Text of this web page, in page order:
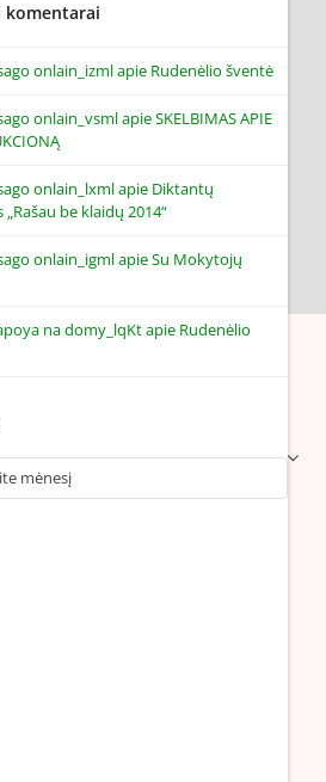
komentarai
onlain_izmlapie Rudenėlio šventė
onlain_vsmlapieSKELBIMAS APIE
onlain_lxmlapie Diktantų
be klaidų 2014“
onlain_igmlapieSu Mokytojų
na domy_lqKtapie Rudenėlio